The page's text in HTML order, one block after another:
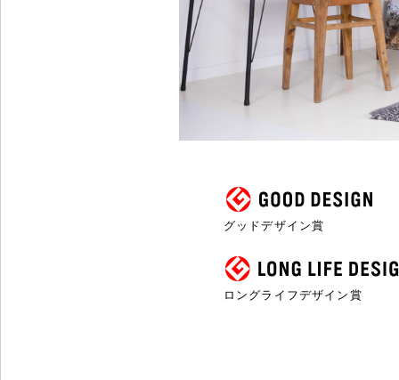
グッドデザイン賞
ロングライフデザイン賞